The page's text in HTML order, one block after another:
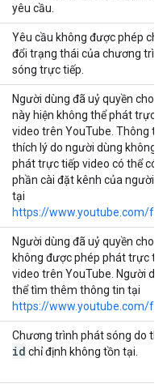
yêu cầu.
Yêu cầu không được phép
đổi trạng thái của chương
sóng trực tiếp.
Người dùng đã uỷ quyền cho
này hiện không thể phát trực
video trên YouTube. Thông tin
thích lý do người dùng không
phát trực tiếp video có thể có
phần cài đặt kênh của người
tại
https://www.youtube.com/
Người dùng đã uỷ quyền cho
không được phép phát trực
video trên YouTube. Người
thể tìm thêm thông tin tại
https://www.youtube.com/
Chương trình phát sóng do
id chỉ định không tồn tại.